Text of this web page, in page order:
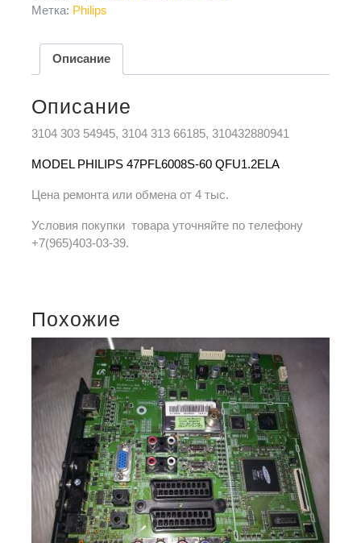
Метка: Philips
Описание
Описание
3104 303 54945, 3104 313 66185, 310432880941
MODEL PHILIPS 47PFL6008S-60 QFU1.2ELA
Цена ремонта или обмена от 4 тыс.
Условия покупки товара уточняйте по телефону
+7(965)403-03-39.
Похожие